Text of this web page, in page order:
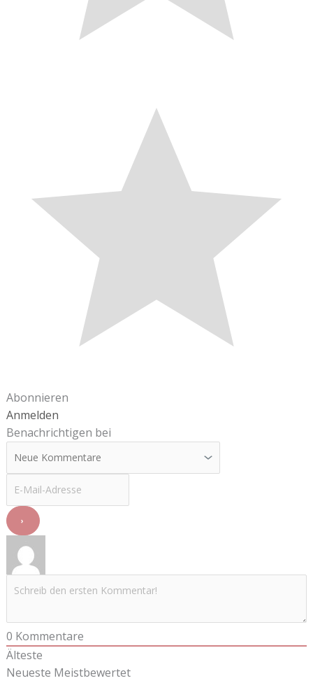
Abonnieren
Anmelden
Benachrichtigen bei
0 Kommentare
Älteste
Neueste Meistbewertet